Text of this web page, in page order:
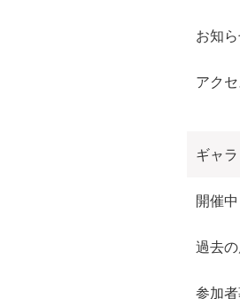
お知
アク
ギャ
開催
過去
参加